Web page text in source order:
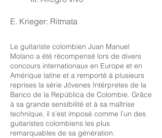
E. Krieger: Ritmata
Le guitariste colombien Juan Manuel
Molano a été récompensé lors de divers
concours internationaux en Europe et en
Amérique latine et a remporté à plusieurs
reprises la série Jóvenes Intérpretes de la
Banco de la República de Colombie. Grâce
à sa grande sensibilité et à sa maîtrise
technique, il s’est imposé comme l’un des
guitaristes colombiens les plus
remarquables de sa génération.